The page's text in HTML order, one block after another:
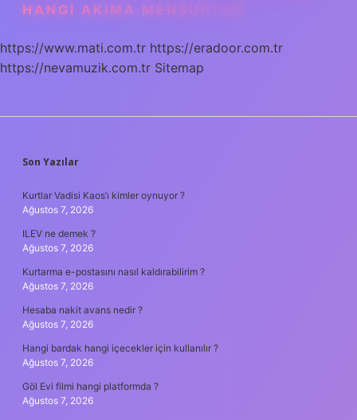
HANGI AKIMA MENSUPTUR
https://www.mati.com.tr https://eradoor.com.tr
https://nevamuzik.com.tr Sitemap
SIDEBAR
Son Yazılar
Kurtlar Vadisi Kaos’ı kimler oynuyor ?
Ağustos 7, 2026
ILEV ne demek ?
Ağustos 7, 2026
Kurtarma e-postasını nasıl kaldırabilirim ?
Ağustos 7, 2026
Hesaba nakit avans nedir ?
Ağustos 7, 2026
Hangi bardak hangi içecekler için kullanılır ?
Ağustos 7, 2026
Göl Evi filmi hangi platformda ?
Ağustos 7, 2026